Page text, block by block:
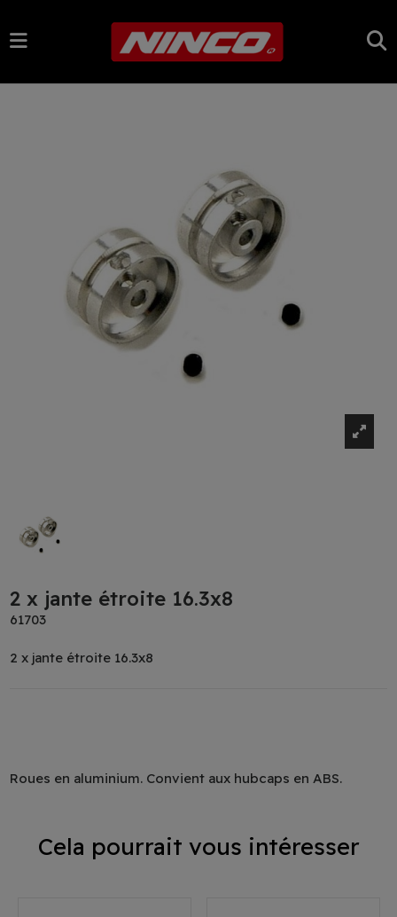
2 x jante étroite 16.3x8
61703
2 x jante étroite 16.3x8
Roues en aluminium. Convient aux hubcaps en ABS.
Cela pourrait vous intéresser